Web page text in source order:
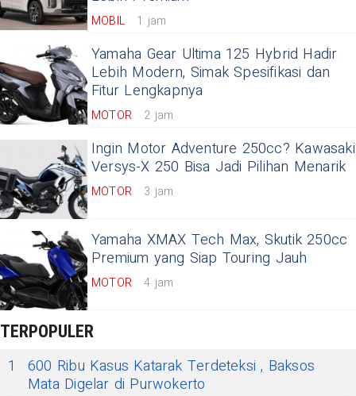
MOBIL 1 jam
Yamaha Gear Ultima 125 Hybrid Hadir
Lebih Modern, Simak Spesifikasi dan
Fitur Lengkapnya
MOTOR 2 jam
Ingin Motor Adventure 250cc? Kawasaki
Versys-X 250 Bisa Jadi Pilihan Menarik
MOTOR 3 jam
Yamaha XMAX Tech Max, Skutik 250cc
Premium yang Siap Touring Jauh
MOTOR 4 jam
TERPOPULER
1
600 Ribu Kasus Katarak Terdeteksi , Baksos
Mata Digelar di Purwokerto